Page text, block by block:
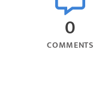
0
COMMENTS